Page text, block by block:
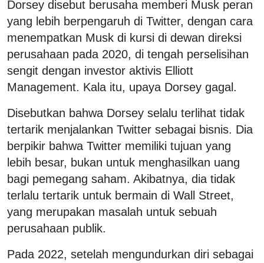
Dorsey disebut berusaha memberi Musk peran
yang lebih berpengaruh di Twitter, dengan cara
menempatkan Musk di kursi di dewan direksi
perusahaan pada 2020, di tengah perselisihan
sengit dengan investor aktivis Elliott
Management. Kala itu, upaya Dorsey gagal.
Disebutkan bahwa Dorsey selalu terlihat tidak
tertarik menjalankan Twitter sebagai bisnis. Dia
berpikir bahwa Twitter memiliki tujuan yang
lebih besar, bukan untuk menghasilkan uang
bagi pemegang saham. Akibatnya, dia tidak
terlalu tertarik untuk bermain di Wall Street,
yang merupakan masalah untuk sebuah
perusahaan publik.
Pada 2022, setelah mengundurkan diri sebagai